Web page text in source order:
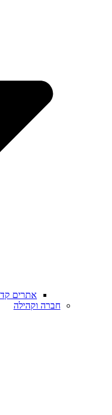
אתרים
חברה וקהילה